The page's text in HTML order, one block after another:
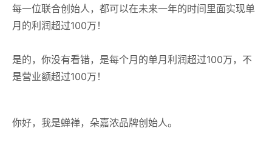
每一位联合创始人，都可以在未来一年的时间里面实现单
月的利润超过100万！
是的，你没有看错，是每个月的单月利润超过100万，不
是营业额超过100万！
你好，我是蝉禅，朵嘉浓品牌创始人。